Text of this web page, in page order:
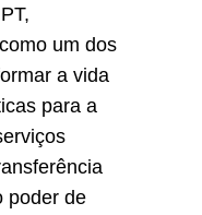
um dos
a vida
para a
poder de